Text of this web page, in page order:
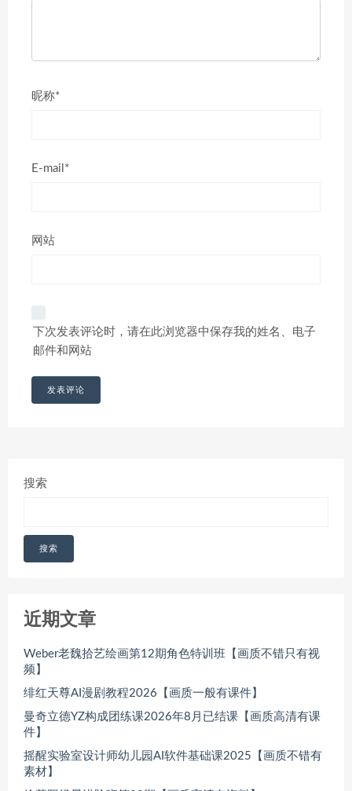
昵称*
E-mail*
网站
下次发表评论时，请在此浏览器中保存我的姓名、电子
邮件和网站
搜索
搜索
近期文章
Weber老魏拾艺绘画第12期角色特训班【画质不错只有视
频】
绯红天尊AI漫剧教程2026【画质一般有课件】
曼奇立德YZ构成团练课2026年8月已结课【画质高清有课
件】
摇醒实验室设计师幼儿园AI软件基础课2025【画质不错有
素材】